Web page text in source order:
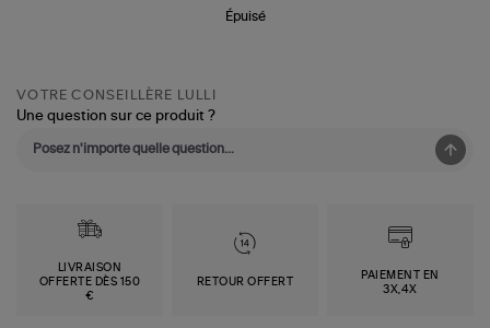
Épuisé
VOTRE CONSEILLÈRE LULLI
Une question sur ce produit ?
LIVRAISON
OFFERTE DÈS 150
€
RETOUR OFFERT
PAIEMENT EN
3X,4X